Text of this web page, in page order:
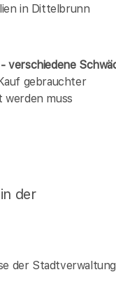
in Dittelbrunn
verschiedene
gebrauchter
muss
der
der